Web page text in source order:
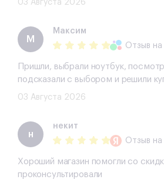
03 Августа 2026
М
Максим
Отзыв на
Пришли, выбрали ноутбук,
подсказали с выбором и решили
03 Августа 2026
н
некит
Отзыв
Хороший магазин помогли со
проконсультировали